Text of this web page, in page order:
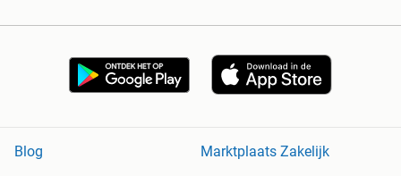
Blog
Marktplaats Zakelijk